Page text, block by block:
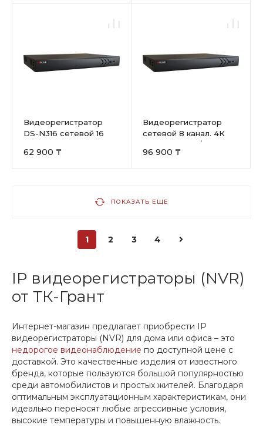
Видеорегистратор
DS-N316 сетевой 16
62 900 ₸
Видеорегистратор
сетевой 8 канал. 4К
8Мп DS-N308/2P
HiWatch
96 900 ₸
ПОКАЗАТЬ ЕЩЕ
1 2 3 4
IP видеорегистраторы (NVR)
от ТК-Грант
Интернет-магазин предлагает приобрести IP
видеорегистраторы (NVR) для дома или офиса – это
недорогое видеонаблюдение по доступной цене с
доставкой. Это качественные изделия от известного
бренда, которые пользуются большой популярностью
среди автомобилистов и простых жителей. Благодаря
оптимальным эксплуатационным характеристикам, они
идеально переносят любые агрессивные условия,
высокие температуры и повышенную влажность.